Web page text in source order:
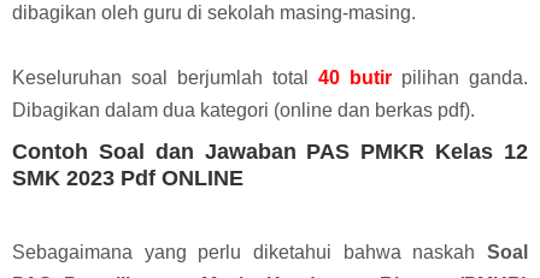
dibagikan oleh guru di sekolah masing-masing.
Keseluruhan soal berjumlah total 40 butir pilihan ganda.
Dibagikan dalam dua kategori (online dan berkas pdf).
Contoh Soal dan Jawaban PAS PMKR Kelas 12
SMK 2023 Pdf ONLINE
Sebagaimana yang perlu diketahui bahwa naskah Soal